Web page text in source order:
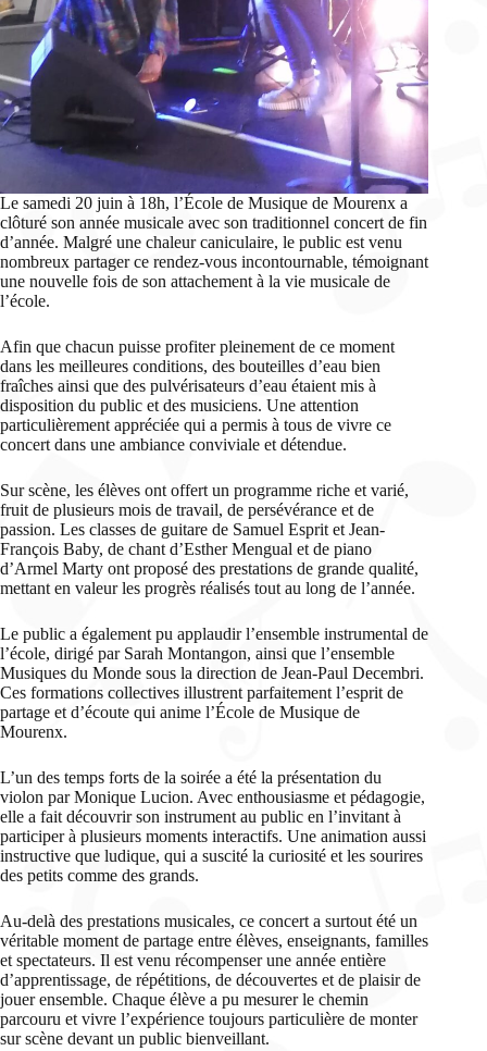
Le samedi 20 juin à 18h, l’École de Musique de Mourenx a
clôturé son année musicale avec son traditionnel concert de fin
d’année. Malgré une chaleur caniculaire, le public est venu
nombreux partager ce rendez-vous incontournable, témoignant
une nouvelle fois de son attachement à la vie musicale de
l’école.
Afin que chacun puisse profiter pleinement de ce moment
dans les meilleures conditions, des bouteilles d’eau bien
fraîches ainsi que des pulvérisateurs d’eau étaient mis à
disposition du public et des musiciens. Une attention
particulièrement appréciée qui a permis à tous de vivre ce
concert dans une ambiance conviviale et détendue.
Sur scène, les élèves ont offert un programme riche et varié,
fruit de plusieurs mois de travail, de persévérance et de
passion. Les classes de guitare de Samuel Esprit et Jean-
François Baby, de chant d’Esther Mengual et de piano
d’Armel Marty ont proposé des prestations de grande qualité,
mettant en valeur les progrès réalisés tout au long de l’année.
Le public a également pu applaudir l’ensemble instrumental de
l’école, dirigé par Sarah Montangon, ainsi que l’ensemble
Musiques du Monde sous la direction de Jean-Paul Decembri.
Ces formations collectives illustrent parfaitement l’esprit de
partage et d’écoute qui anime l’École de Musique de
Mourenx.
L’un des temps forts de la soirée a été la présentation du
violon par Monique Lucion. Avec enthousiasme et pédagogie,
elle a fait découvrir son instrument au public en l’invitant à
participer à plusieurs moments interactifs. Une animation aussi
instructive que ludique, qui a suscité la curiosité et les sourires
des petits comme des grands.
Au-delà des prestations musicales, ce concert a surtout été un
véritable moment de partage entre élèves, enseignants, familles
et spectateurs. Il est venu récompenser une année entière
d’apprentissage, de répétitions, de découvertes et de plaisir de
jouer ensemble. Chaque élève a pu mesurer le chemin
parcouru et vivre l’expérience toujours particulière de monter
sur scène devant un public bienveillant.